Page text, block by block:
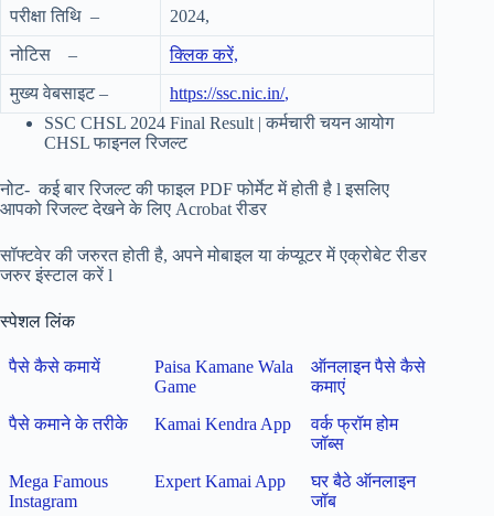
परीक्षा तिथि – 2024,
नोटिस – क्लिक करें,
मुख्य वेबसाइट – https://ssc.nic.in/,
SSC CHSL 2024 Final Result | कर्मचारी चयन आयोग
CHSL फाइनल रिजल्ट
नोट- कई बार रिजल्ट की फाइल PDF फोर्मेट में होती है l इसलिए
आपको रिजल्ट देखने के लिए Acrobat रीडर
सॉफ्टवेर की जरुरत होती है, अपने मोबाइल या कंप्यूटर में एक्रोबेट रीडर
जरुर इंस्टाल करें l
स्पेशल लिंक
पैसे कैसे कमायें
Paisa Kamane Wala
Game
ऑनलाइन पैसे कैसे
कमाएं
पैसे कमाने के तरीके
Kamai Kendra App
वर्क फ्रॉम होम
जॉब्स
Mega Famous
Instagram
Expert Kamai App
घर बैठे ऑनलाइन
जॉब